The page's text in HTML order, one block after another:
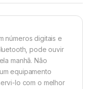
números digitais e
pode ouvir
manhã. Não
equipamento
lo com o melhor